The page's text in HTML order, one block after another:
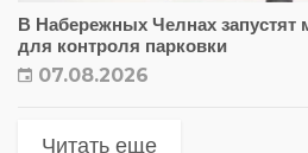
В Набережных Челнах
для контроля парковки
07.08.2026
Читать еще